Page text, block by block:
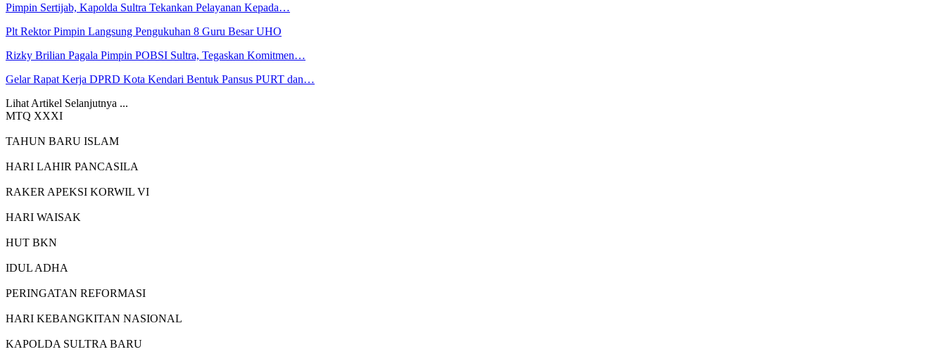
Pimpin Sertijab, Kapolda Sultra Tekankan Pelayanan Kepada…
Plt Rektor Pimpin Langsung Pengukuhan 8 Guru Besar UHO
Rizky Brilian Pagala Pimpin POBSI Sultra, Tegaskan Komitmen…
Gelar Rapat Kerja DPRD Kota Kendari Bentuk Pansus PURT dan…
Lihat Artikel Selanjutnya ...
MTQ XXXI
TAHUN BARU ISLAM
HARI LAHIR PANCASILA
RAKER APEKSI KORWIL VI
HARI WAISAK
HUT BKN
IDUL ADHA
PERINGATAN REFORMASI
HARI KEBANGKITAN NASIONAL
KAPOLDA SULTRA BARU